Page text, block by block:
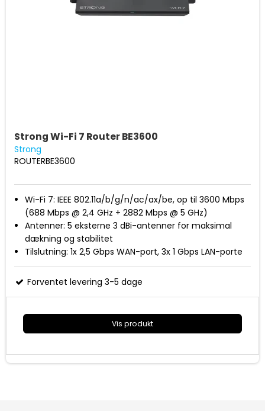
Strong Wi-Fi 7 Router BE3600
Strong
ROUTERBE3600
Wi-Fi 7: IEEE 802.11a/b/g/n/ac/ax/be, op til 3600 Mbps
(688 Mbps @ 2,4 GHz + 2882 Mbps @ 5 GHz)
Antenner: 5 eksterne 3 dBi-antenner for maksimal
dækning og stabilitet
Tilslutning: 1x 2,5 Gbps WAN-port, 3x 1 Gbps LAN-porte
Sikkerhed: WPA/WPA2/WPA3, Connect & Secure
(WPS)-knap
Easy Mesh-kompatibel, styring via MySTRONG-appen
Forventet levering 3-5 dage
Vis produkt